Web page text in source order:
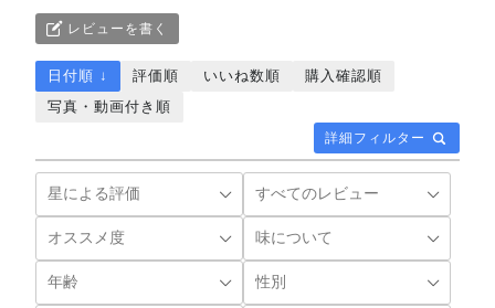
レビューを書く
詳細フィルター
日付順 ↓ 評価順 いいね数順
購入確認順
写真・動画付き順